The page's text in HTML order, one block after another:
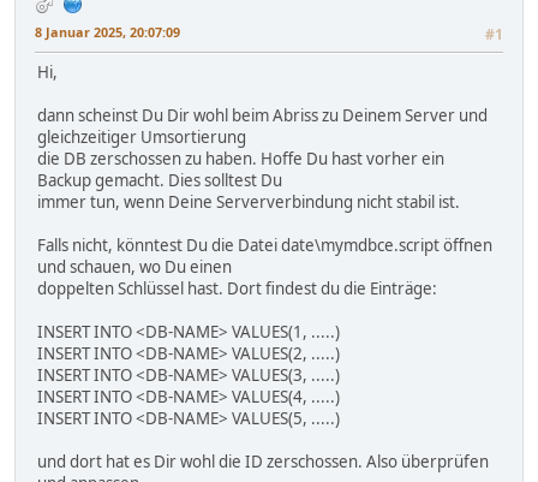
8 Januar 2025, 20:07:09 #1
Hi,
dann scheinst Du Dir wohl beim Abriss zu Deinem Server und
gleichzeitiger Umsortierung
die DB zerschossen zu haben. Hoffe Du hast vorher ein
Backup gemacht. Dies solltest Du
immer tun, wenn Deine Serververbindung nicht stabil ist.
Falls nicht, könntest Du die Datei date\mymdbce.script öffnen
und schauen, wo Du einen
doppelten Schlüssel hast. Dort findest du die Einträge:
INSERT INTO <DB-NAME> VALUES(1, .....)
INSERT INTO <DB-NAME> VALUES(2, .....)
INSERT INTO <DB-NAME> VALUES(3, .....)
INSERT INTO <DB-NAME> VALUES(4, .....)
INSERT INTO <DB-NAME> VALUES(5, .....)
und dort hat es Dir wohl die ID zerschossen. Also überprüfen